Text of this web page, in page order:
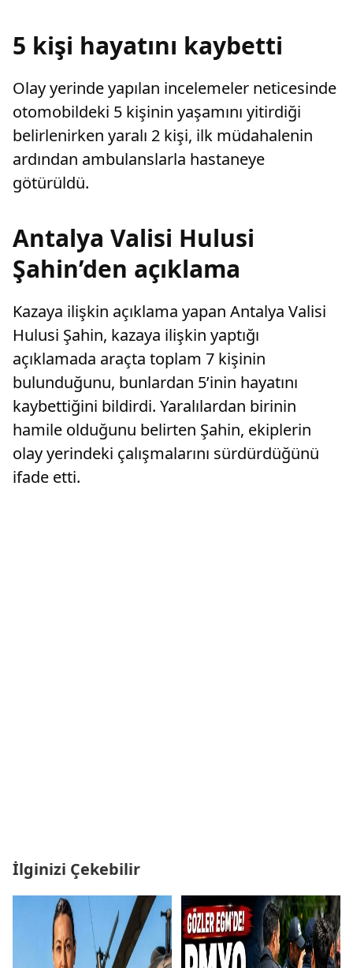
5 kişi hayatını kaybetti
Olay yerinde yapılan incelemeler neticesinde
otomobildeki 5 kişinin yaşamını yitirdiği
belirlenirken yaralı 2 kişi, ilk müdahalenin
ardından ambulanslarla hastaneye
götürüldü.
Antalya Valisi Hulusi
Şahin’den açıklama
Kazaya ilişkin açıklama yapan Antalya Valisi
Hulusi Şahin, kazaya ilişkin yaptığı
açıklamada araçta toplam 7 kişinin
bulunduğunu, bunlardan 5’inin hayatını
kaybettiğini bildirdi. Yaralılardan birinin
hamile olduğunu belirten Şahin, ekiplerin
olay yerindeki çalışmalarını sürdürdüğünü
ifade etti.
İlginizi Çekebilir